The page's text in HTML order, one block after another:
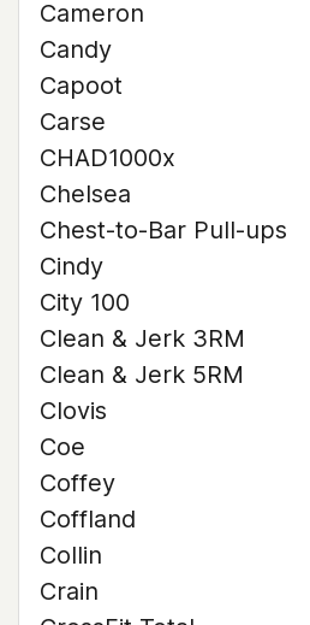
Cameron
Candy
Capoot
Carse
CHAD1000x
Chelsea
Chest-to-Bar Pull-ups
Cindy
City 100
Clean & Jerk 3RM
Clean & Jerk 5RM
Clovis
Coe
Coffey
Coffland
Collin
Crain